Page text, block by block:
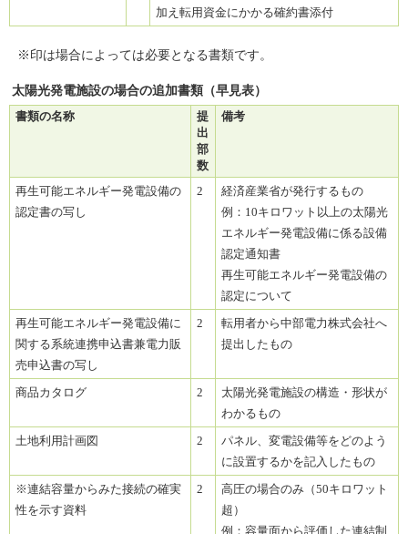
加え転用資金にかかる確約書添付
※印は場合によっては必要となる書類です。
太陽光発電施設の場合の追加書類（早見表）
書類の名称
提
出
部
数
備考
再生可能エネルギー発電設備の
認定書の写し
2
経済産業省が発行するもの
例：10キロワット以上の太陽光
エネルギー発電設備に係る設備
認定通知書
再生可能エネルギー発電設備の
認定について
再生可能エネルギー発電設備に
関する系統連携申込書兼電力販
売申込書の写し
2
転用者から中部電力株式会社へ
提出したもの
商品カタログ 2
太陽光発電施設の構造・形状が
わかるもの
土地利用計画図
2
パネル、変電設備等をどのよう
に設置するかを記入したもの
※連結容量からみた接続の確実
性を示す資料
2
高圧の場合のみ（50キロワット
超）
例：容量面から評価した連結制